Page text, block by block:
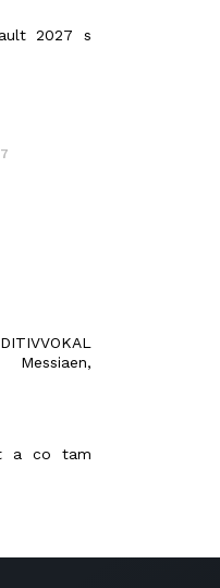
2027 s
Messiaen,
a co tam